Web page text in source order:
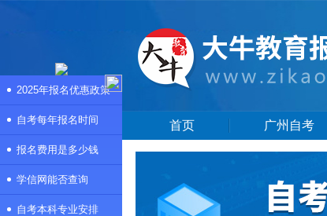
首页 广州自考
2025年报名优惠政策
自考每年报名时间
报名费用是多少钱
学信网能否查询
自考本科专业安排